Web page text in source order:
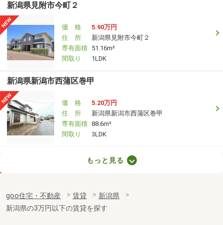
新潟県見附市今町２
価 格
5.90万円
住 所
新潟県見附市今町２
専有面積 51.16m²
間取り
1LDK
新潟県新潟市西蒲区巻甲
価 格
5.20万円
住 所
新潟県新潟市西蒲区巻甲
専有面積 88.6m²
間取り
3LDK
新潟県新潟市中央区東万代町
専有面積
83.74m²
間取り
3LDK
もっと見る
goo住宅・不動産 賃貸
新潟県
新潟県の3万円以下の賃貸を探す